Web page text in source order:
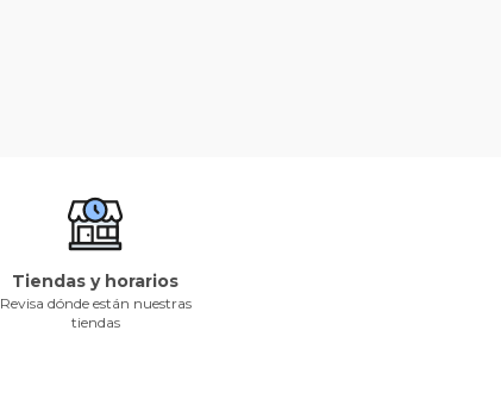
Tiendas y horarios
Revisa dónde están nuestras
tiendas